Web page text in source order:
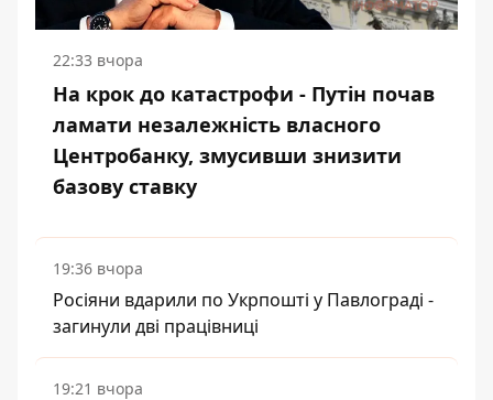
22:33 вчора
На крок до катастрофи - Путін почав
ламати незалежність власного
Центробанку, змусивши знизити
базову ставку
19:36 вчора
Росіяни вдарили по Укрпошті у Павлограді -
загинули дві працівниці
19:21 вчора